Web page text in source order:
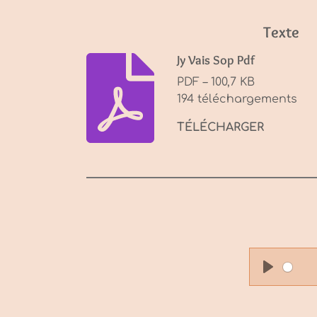
Texte
Jy Vais Sop Pdf
PDF – 100,7 KB
194 téléchargements
TÉLÉCHARGER
P